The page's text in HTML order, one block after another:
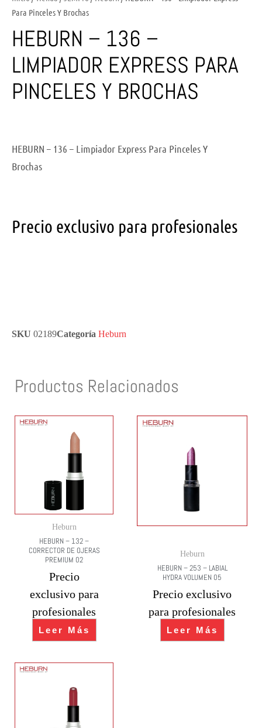
Para Pinceles Y Brochas
HEBURN – 136 –
LIMPIADOR EXPRESS PARA
PINCELES Y BROCHAS
HEBURN – 136 – Limpiador Express Para Pinceles Y
Brochas
Precio exclusivo para profesionales
SKU 02189Categoría Heburn
Productos Relacionados
Heburn
HEBURN – 132 –
CORRECTOR DE OJERAS
PREMIUM 02
Precio
exclusivo para
profesionales
Leer Más
Heburn
HEBURN – 253 – LABIAL
HYDRA VOLUMEN 05
Precio exclusivo
para profesionales
Leer Más